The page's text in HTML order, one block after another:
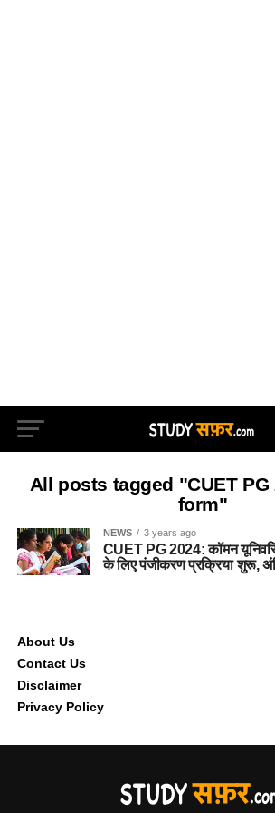
All posts tagged "CUET PG
form"
NEWS 3 years ago
CUET PG 2024: कॉमन
के लिए पंजीकरण प्रक्रिया शुरू,
About Us
Contact Us
Disclaimer
Privacy Policy